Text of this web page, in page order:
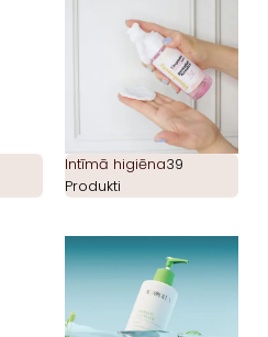
Intīmā higiēna39
Produkti